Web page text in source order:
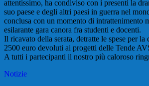
attentissimo, ha condiviso con i presenti la
suo paese e degli altri paesi in guerra nel
conclusa con un momento di intrattenimento
esilarante gara canora fra studenti e docenti.
Il ricavato della serata, detratte le spese per la
2500 euro devoluti ai progetti delle Tende
A tutti i partecipanti il nostro più caloroso
Notizie